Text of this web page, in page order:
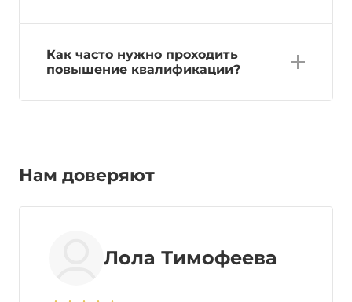
Как часто нужно проходить
повышение квалификации?
Нам доверяют
Лола Тимофеева